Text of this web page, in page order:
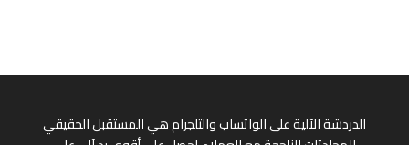
الدردشة الآلية على الواتساب والتلجرام هي المستقبل الحقيقي